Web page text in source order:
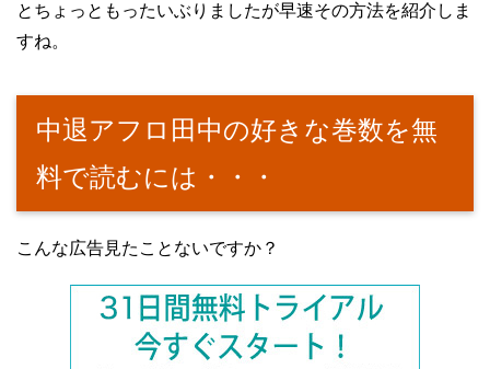
とちょっともったいぶりましたが早速その方法を紹介しま
すね。
中退アフロ田中の好きな巻数を無
料で読むには・・・
こんな広告見たことないですか？